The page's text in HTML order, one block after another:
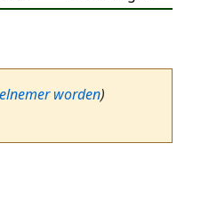
worden)